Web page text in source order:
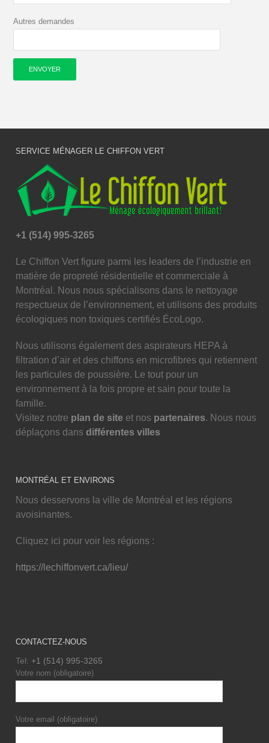
Autres demandes
SERVICE MÉNAGER LE CHIFFON VERT
+1 (514) 995-3265
Le Chiffon Vert figure parmi les leaders de l’industrie en
matière de propreté résidentielle et commerciale à
Montréal. Nous nous spécialisons dans le nettoyage
respectueux de l’environnement, et utilisons des produits
écologiques non toxiques certifiés ÉcoLogo.
Nous utilisons également des aspirateurs HEPA à
filtration d’air et des chiffons en microfibres qui retiennent
les particules de poussière. Le tout pour un
environnement à la fois propre et sain pour toute la
famille.
Visitez notre plan de site et nos partenaires. Nous nous
déplaçons dansdifférentes villes
MONTRÉAL ET ENVIRONS
Nous desservons la ville de Montréal et les régions
avoisinantes.
Cliquez ici pour voir les régions :
https://lechiffonvert.ca/lieu/
CONTACTEZ-NOUS
Tel:+1 (514) 995-3265
Votre nom (obligatoire)
Votre email (obligatoire)